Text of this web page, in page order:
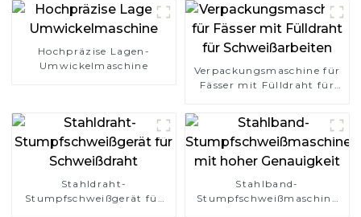
Hochpräzise Lagen-
Umwickelmaschine
Verpackungsmaschine für
Fässer mit Fülldraht für
Stahldraht-
Stumpfschweißgerät für
Stahlband-
Stumpfschweißmaschine